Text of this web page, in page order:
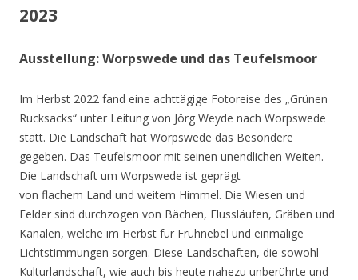
2023
Ausstellung: Worpswede und das Teufelsmoor
Im Herbst 2022 fand eine achttägige Fotoreise des „Grünen
Rucksacks“ unter Leitung von Jörg Weyde nach Worpswede
statt. Die Landschaft hat Worpswede das Besondere
gegeben. Das Teufelsmoor mit seinen unendlichen Weiten.
Die Landschaft um Worpswede ist geprägt
von flachem Land und weitem Himmel. Die Wiesen und
Felder sind durchzogen von Bächen, Flussläufen, Gräben und
Kanälen, welche im Herbst für Frühnebel und einmalige
Lichtstimmungen sorgen. Diese Landschaften, die sowohl
Kulturlandschaft, wie auch bis heute nahezu unberührte und